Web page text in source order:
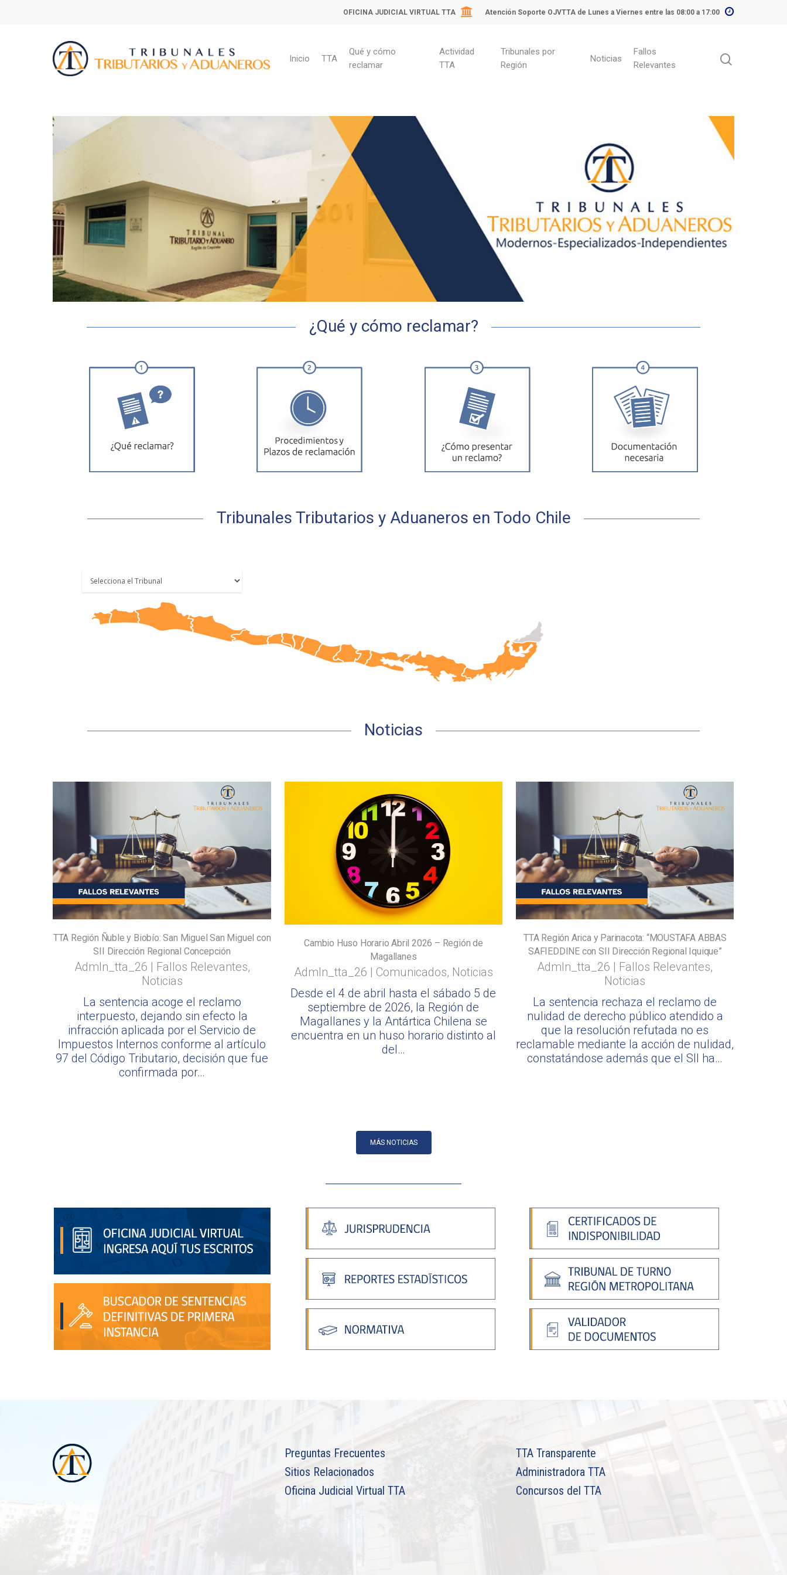
OFICINA JUDICIAL VIRTUAL TTA Atención Soporte OJVTTA de Lunes a Viernes entre las 08:00 a 17:00
Presione ENTER para buscar o ESC para cerrar
Inicio TTA
Qué y cómo
reclamar
Actividad
TTA
Tribunales por
Región
Noticias
Fallos
Relevantes
¿Qué y cómo reclamar?
Tribunales Tributarios y Aduaneros en Todo Chile
Noticias
TTA Región Ñuble y Biobío: San Miguel San Miguel con
SII Dirección Regional Concepción
Admln_tta_26 | Fallos Relevantes,
Noticias
La sentencia acoge el reclamo
interpuesto, dejando sin efecto la
infracción aplicada por el Servicio de
Impuestos Internos conforme al artículo
97 del Código Tributario, decisión que fue
confirmada por…
Cambio Huso Horario Abril 2026 – Región de
Magallanes
Admln_tta_26 Comunicados, Noticias
Desde el 4 de abril hasta el sábado 5 de
septiembre de 2026, la Región de
Magallanes y la Antártica Chilena se
encuentra en un huso horario distinto al
del…
TTA Región Arica y Parinacota: “MOUSTAFA ABBAS
SAFIEDDINE con SII Dirección Regional Iquique”
Admln_tta_26 | Fallos Relevantes,
Noticias
La sentencia rechaza el reclamo de
nulidad de derecho público atendido a
que la resolución refutada no es
reclamable mediante la acción de nulidad,
constatándose además que el SII ha…
MÁS NOTICIAS
Preguntas Frecuentes
Sitios Relacionados
Oficina Judicial Virtual TTA
TTA Transparente
Administradora TTA
Concursos del TTA